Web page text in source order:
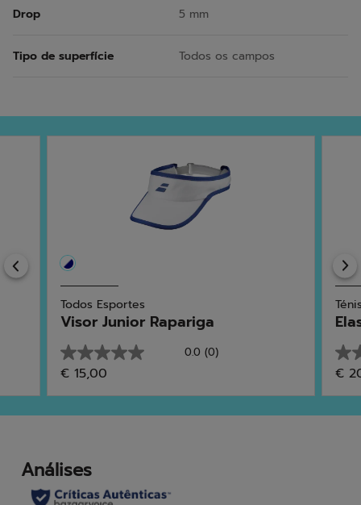
Drop 5 mm
Tipo de superfície Todos os campos
Previous
Todos Esportes
Visor Junior Rapariga
0.0 (0)
0.0
em
5
estrelas.
€ 15,00
0.0
em
5
€